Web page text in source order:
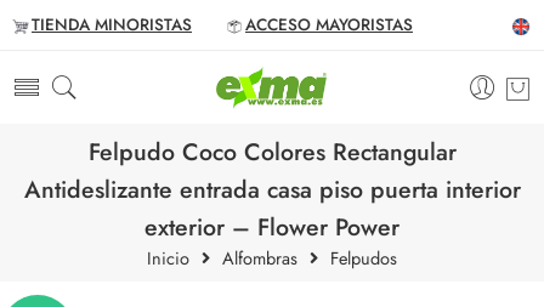
TIENDA MINORISTAS ACCESO MAYORISTAS
Felpudo Coco Colores Rectangular
Antideslizante entrada casa piso puerta interior
exterior – Flower Power
Inicio Alfombras Felpudos